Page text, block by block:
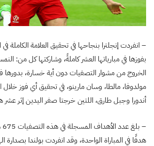
– انفردت إنجلترا بنجاحها في تحقيق العلامة الكاملة
بفوزها في مبارياتها العشر كاملةً، وشاركتها كل من:
الخروج من مشوار التصفيات دون أية خسارة، بدورها
مولدوفا، مالطا، وسان مارينو، في تحقيق أي فوز
أندورا وجبل طارق، اللتين خرجتا صفر اليدين إثر عشر
هدفًا في المباراة الواحدة، وقد انفردت بولندا بصدارة